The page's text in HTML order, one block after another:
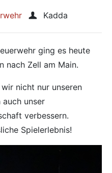
in den Kategorien
Veröffentlicht von
Kadda
ging es heute
nach Zell am Main.
nicht nur unseren
unser
verbessern.
Spielerlebnis!